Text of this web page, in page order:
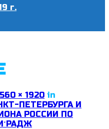
г.
× 1920 in
ПЕТЕРБУРГА И
РОССИИ ПО